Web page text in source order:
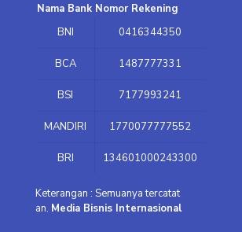
Nama Bank Nomor Rekening
BNI
0416344350
BCA 1487777331
BSI 7177993241
MANDIRI 1770077777552
BRI 134601000243300
Keterangan : Semuanya tercatat
an. Media Bisnis Internasional